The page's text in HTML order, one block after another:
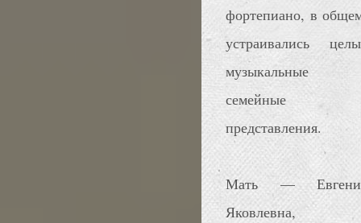
фортепиано, в
устраивались
музыкальные
семейные
представления.
Мать —
Яковлевна,